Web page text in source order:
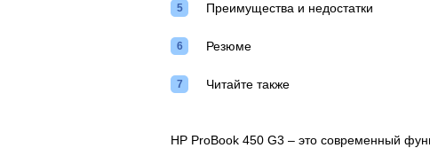
Преимущества и недостатки
Резюме
Читайте также
HP ProBook 450 G3 – это современный